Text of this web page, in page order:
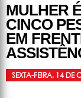
MULHER
CINCO
EM
SEXTA-FEIRA, 14 DE